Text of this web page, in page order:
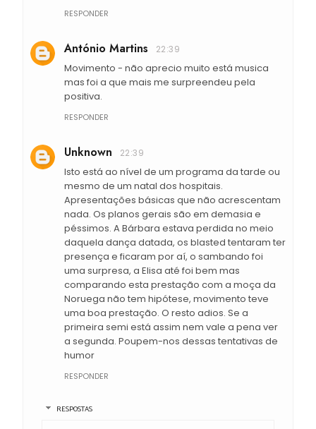
RESPONDER
António Martins 22:39
Movimento - não aprecio muito está musica
mas foi a que mais me surpreendeu pela
positiva.
RESPONDER
Unknown 22:39
Isto está ao nível de um programa da tarde ou
mesmo de um natal dos hospitais.
Apresentações básicas que não acrescentam
nada. Os planos gerais são em demasia e
péssimos. A Bárbara estava perdida no meio
daquela dança datada, os blasted tentaram ter
presença e ficaram por aí, o sambando foi
uma surpresa, a Elisa até foi bem mas
comparando esta prestação com a moça da
Noruega não tem hipótese, movimento teve
uma boa prestação. O resto adios. Se a
primeira semi está assim nem vale a pena ver
a segunda. Poupem-nos dessas tentativas de
humor
RESPONDER
RESPOSTAS